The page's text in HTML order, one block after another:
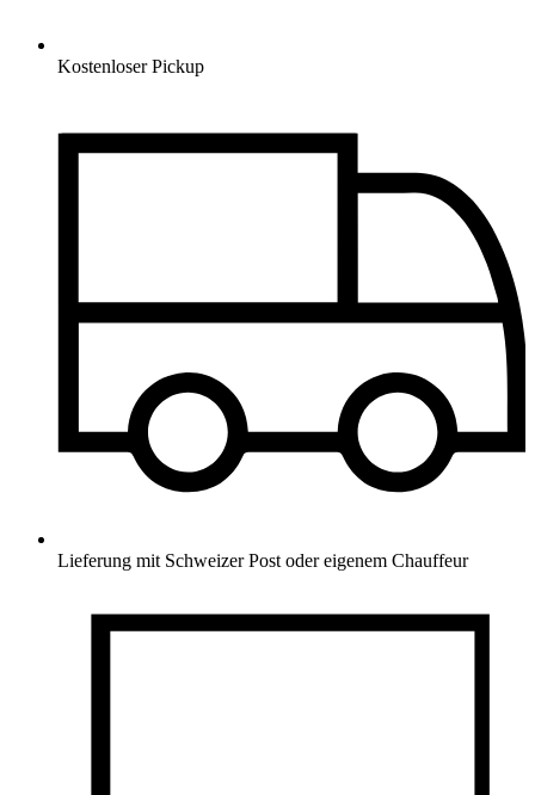
Kostenloser Pickup
Lieferung mit Schweizer Post oder eigenem Chauffeur